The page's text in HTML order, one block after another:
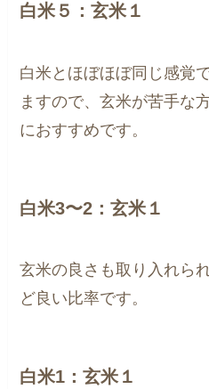
白米５：玄米１
白米とほぼほぼ同じ感覚
ますので、玄米が苦手な
におすすめです。
白米3〜2：玄米１
玄米の良さも取り入れら
ど良い比率です。
白米1：玄米１